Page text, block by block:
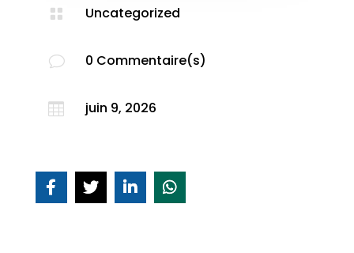
 Uncategorized
v 0 Commentaire(s)
 juin 9, 2026